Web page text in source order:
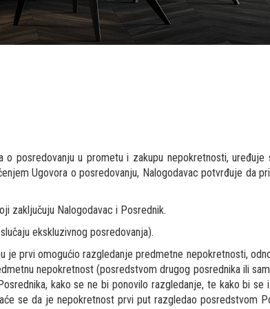
o posredovanju u prometu i zakupu nepokretnosti,
Ugovora o posredovanju, Nalogodavac potvrđuje da
zaključuju Nalogodavac i Posrednik.
ekskluzivnog posredovanja).
je prvi omogućio razgledanje predmetne nepokretnosti,
nepokretnost (posredstvom drugog posrednika ili
kako se ne bi ponovilo razgledanje, te kako bi se
se da je nepokretnost prvi put razgledao posredstvom